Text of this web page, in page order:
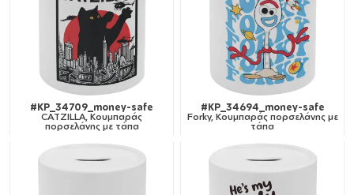
#KP_34709_money-safe
CATZILLA, Κουμπαράς
πορσελάνης με τάπα
#KP_34694_money-safe
Forky, Κουμπαράς πορσελάνης με
τάπα